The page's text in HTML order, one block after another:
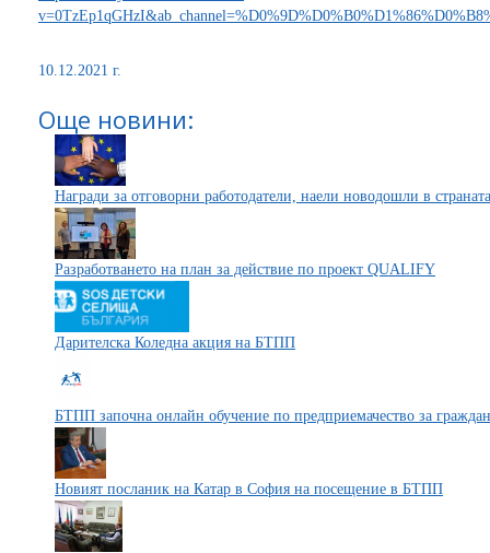
10.12.2021 г.
Още новини:
Награди за отговорни работодатели, наели новодошли в
Разработването на план за действие по проект QUALIFY
Дарителска Коледна акция на БТПП
БТПП започна онлайн обучение по предприемачество за
Новият посланик на Катар в София на посещение в БТПП